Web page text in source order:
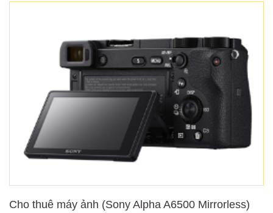
Cho thuê máy ảnh (Sony Alpha A6500 Mirrorless)